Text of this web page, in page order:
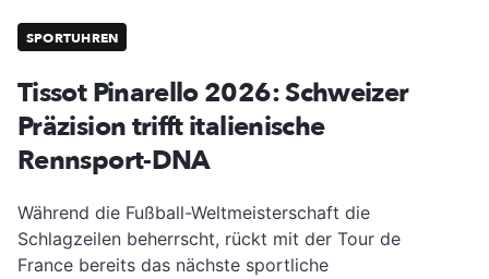
SPORTUHREN
Tissot Pinarello 2026: Schweizer
Präzision trifft italienische
Rennsport-DNA
Während die Fußball-Weltmeisterschaft die
Schlagzeilen beherrscht, rückt mit der Tour de
France bereits das nächste sportliche